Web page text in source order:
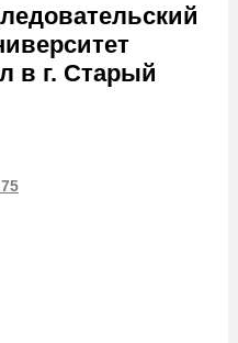
г. Старый